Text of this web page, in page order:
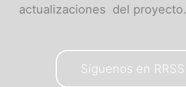
actualizaciones del proyecto.
Síguenos en RRSS